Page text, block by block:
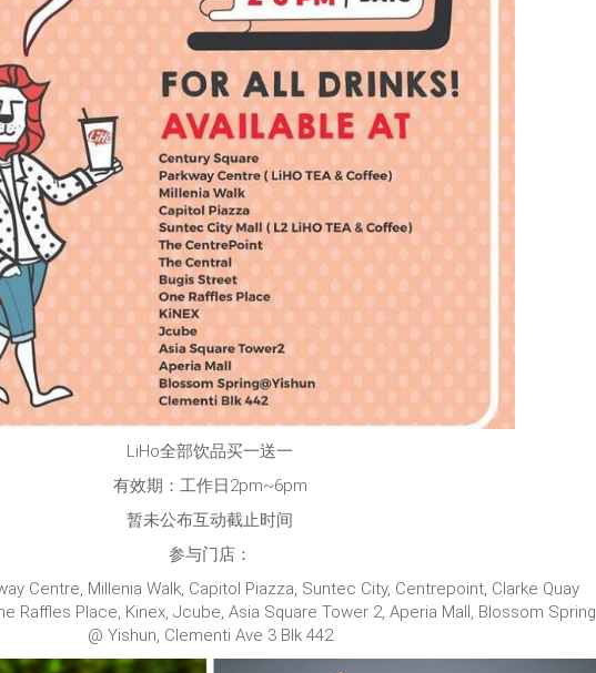
LiHo全部饮品买一送一
有效期：工作日2pm~6pm
暂未公布互动截止时间
参与门店：
Centre, Millenia Walk, Capitol Piazza, Suntec City, Centrepoint, Clarke Quay
Raffles Place, Kinex, Jcube, Asia Square Tower 2, Aperia Mall, Blossom Spring
@ Yishun, Clementi Ave 3 Blk 442